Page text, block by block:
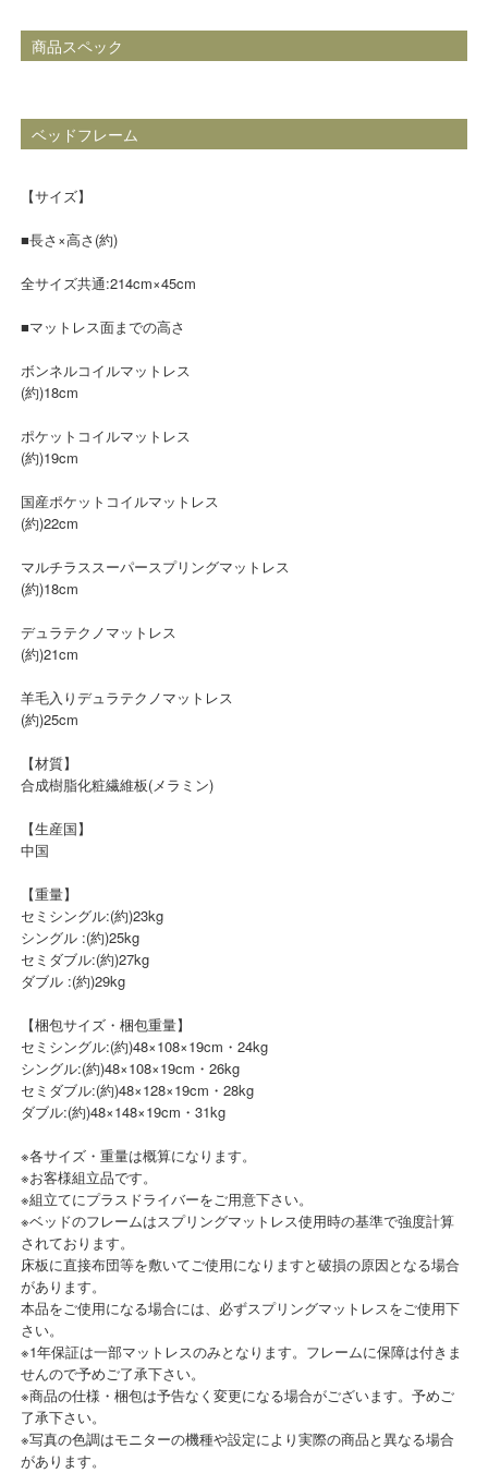
商品スペック
ベッドフレーム
【サイズ】
■長さ×高さ(約)
全サイズ共通:214cm×45cm
■マットレス面までの高さ
ボンネルコイルマットレス
(約)18cm
ポケットコイルマットレス
(約)19cm
国産ポケットコイルマットレス
(約)22cm
マルチラススーパースプリングマットレス
(約)18cm
デュラテクノマットレス
(約)21cm
羊毛入りデュラテクノマットレス
(約)25cm
【材質】
合成樹脂化粧繊維板(メラミン)
【生産国】
中国
【重量】
セミシングル:(約)23kg
シングル :(約)25kg
セミダブル:(約)27kg
ダブル :(約)29kg
【梱包サイズ・梱包重量】
セミシングル:(約)48×108×19cm・24kg
シングル:(約)48×108×19cm・26kg
セミダブル:(約)48×128×19cm・28kg
ダブル:(約)48×148×19cm・31kg
※各サイズ・重量は概算になります。
※お客様組立品です。
※組立てにプラスドライバーをご用意下さい。
※ベッドのフレームはスプリングマットレス使用時の基準で強度計算
されております。
床板に直接布団等を敷いてご使用になりますと破損の原因となる場合
があります。
本品をご使用になる場合には、必ずスプリングマットレスをご使用下
さい。
※1年保証は一部マットレスのみとなります。フレームに保障は付きま
せんので予めご了承下さい。
※商品の仕様・梱包は予告なく変更になる場合がございます。予めご
了承下さい。
※写真の色調はモニターの機種や設定により実際の商品と異なる場合
があります。